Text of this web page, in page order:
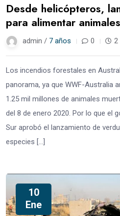
Desde helicópteros,
para alimentar
admin / 7 años 0 2
Los incendios forestales en
panorama, ya que WWF-Australia
1.25 mil millones de animales
del 8 de enero 2020. Por lo que el
Sur aprobó el lanzamiento de
especies […]
10
Ene